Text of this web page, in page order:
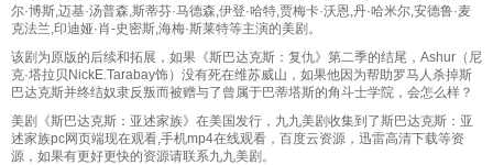
尔·博斯,迈基·汤普森,斯蒂芬·马德森,伊登·哈特,贾梅卡·沃恩,丹·哈米尔,安德鲁·麦
克法兰,印迪娅·肖-史密斯,海梅·斯莱特等主演的美剧。
该剧为原版的后续和拓展，如果《斯巴达克斯：复仇》第二季的结尾，Ashur（尼
克·塔拉贝NickE.Tarabay饰）没有死在维苏威山，如果他因为帮助罗马人杀掉斯
巴达克斯并终结奴隶反叛而被赠与了曾属于巴蒂塔斯的角斗士学院，会怎么样？
美剧《斯巴达克斯：亚述家族》在美国发行，九九美剧收集到了斯巴达克斯：亚
述家族pc网页端现在观看,手机mp4在线观看，百度云资源，迅雷高清下载等资
源，如果有更好更快的资源请联系九九美剧。